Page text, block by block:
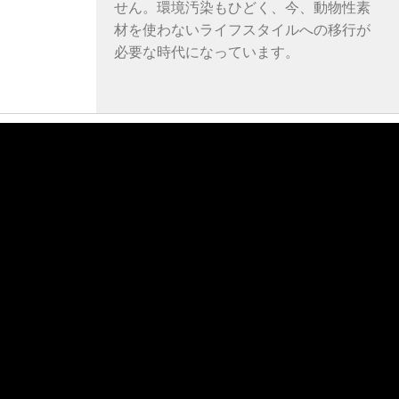
せん。環境汚染もひどく、今、動物性素
材を使わないライフスタイルへの移行が
必要な時代になっています。